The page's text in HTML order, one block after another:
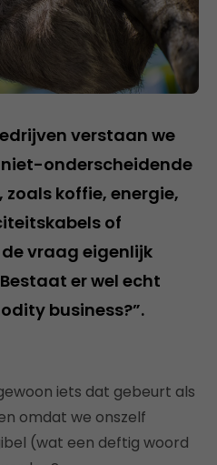
verstaan we
onderscheidende
koffie, energie,
of
vraag eigenlijk
er wel echt
business?”.
iets dat gebeurt als
omdat we onszelf
(wat een deftig woord